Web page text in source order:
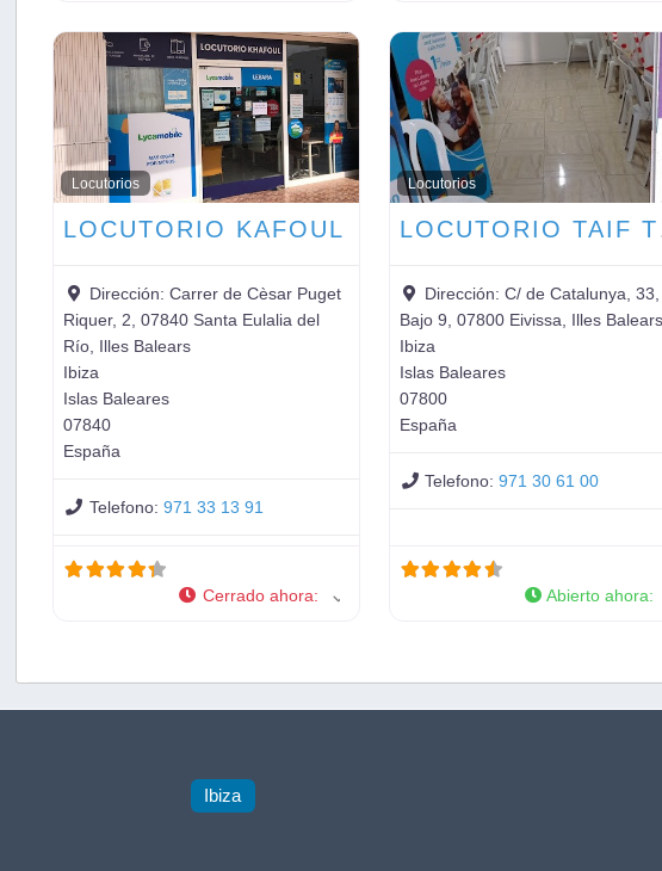
Locutorios
LOCUTORIO KAFOUL
Dirección: Carrer de Cèsar Puget
Riquer, 2, 07840 Santa Eulalia del
Río, Illes Balears
Ibiza
Islas Baleares
07840
España
Telefono: 971 33 13 91
Cerrado ahora:
Locutorios
Dirección:C/ de Catalunya, 33,
Bajo 9, 07800 Eivissa, Illes Balears
Ibiza
Islas Baleares
07800
España
Telefono:971 30 61 00
Abierto ahora:
Ibiza